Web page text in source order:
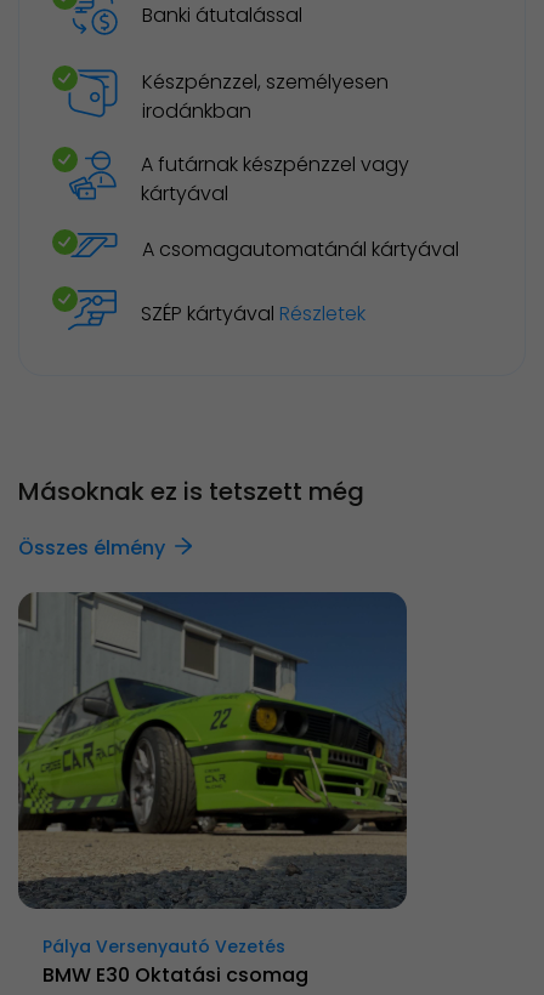
Banki átutalással
Készpénzzel, személyesen
irodánkban
A futárnak készpénzzel vagy
kártyával
A csomagautomatánál kártyával
SZÉP kártyával Részletek
Másoknak ez is tetszett még
Összes élmény
Pálya Versenyautó Vezetés
BMW E30 Oktatási csomag